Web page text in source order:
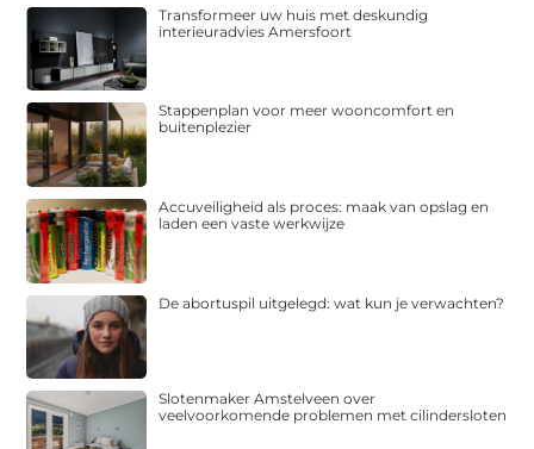
Transformeer uw huis met deskundig
interieuradvies Amersfoort
Stappenplan voor meer wooncomfort en
buitenplezier
Accuveiligheid als proces: maak van opslag en
laden een vaste werkwijze
De abortuspil uitgelegd: wat kun je verwachten?
Slotenmaker Amstelveen over
veelvoorkomende problemen met cilindersloten